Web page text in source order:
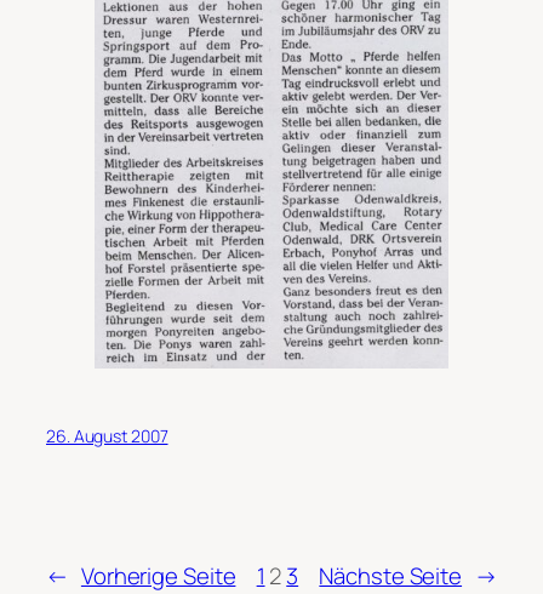
26. August 2007
← Vorherige Seite 1 23 Nächste Seite →